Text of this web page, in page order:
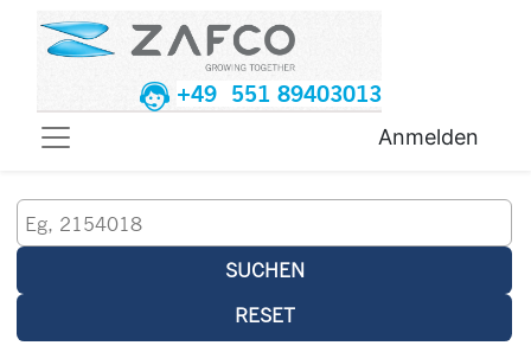
+49 551 89403013
Anmelden
SUCHEN
RESET